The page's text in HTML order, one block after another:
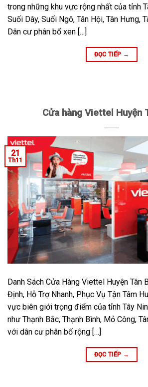
trong những khu vực rộng nhất của tỉnh
Suối Dây, Suối Ngô, Tân Hội, Tân Hưng,
Dân cư phân bổ xen […]
ĐỌC TIẾP →
Cửa hàng Viettel Huyện
21
Th11
Danh Sách Cửa Hàng Viettel Huyện Tân
Định, Hỗ Trợ Nhanh, Phục Vụ Tận Tâm
vực biên giới trọng điểm của tỉnh Tây
như Thạnh Bắc, Thạnh Bình, Mỏ Công,
với dân cư phân bố rộng […]
ĐỌC TIẾP →